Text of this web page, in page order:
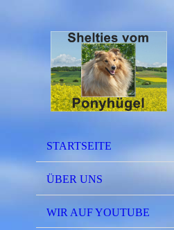
STARTSEITE
ÜBER UNS
WIR AUF YOUTUBE